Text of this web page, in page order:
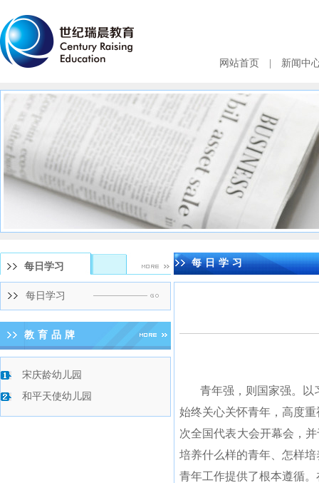
网站首页 新闻中
每日学习
每日学习
教育品牌
宋庆龄幼儿园
和平天使幼儿园
每日学习
青年强，则国家强。以
始终关心关怀青年，高度
次全国代表大会开幕会，
培养什么样的青年、怎样
青年工作提供了根本遵循